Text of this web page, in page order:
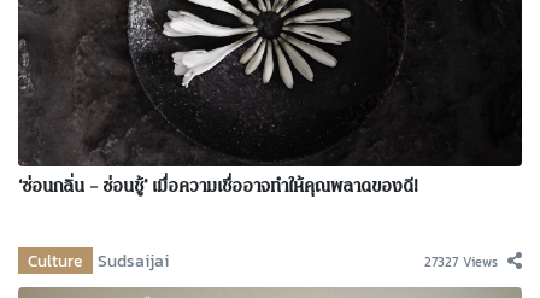
‘ซ่อนกลิ่น – ซ่อนชู้’ เมื่อความเชื่ออาจทำให้คุณพลาดของดี!
Culture Sudsaijai 27327 Views